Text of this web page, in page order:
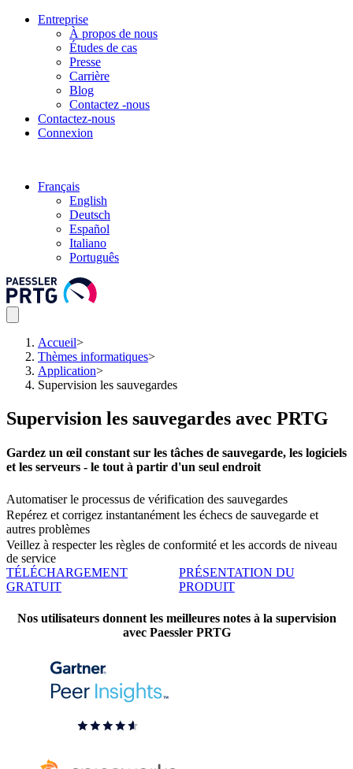
Entreprise
À propos de nous
Études de cas
Presse
Carrière
Blog
Contactez -nous
Contactez-nous
Connexion
Français
English
Deutsch
Español
Italiano
Português
Accueil>
Thèmes informatiques>
Application>
Supervision les sauvegardes
Supervision les sauvegardes avec PRTG
Gardez un œil constant sur les tâches de sauvegarde, les logiciels
et les serveurs - le tout à partir d'un seul endroit
Automatiser le processus de vérification des sauvegardes
Repérez et corrigez instantanément les échecs de sauvegarde et
autres problèmes
Veillez à respecter les règles de conformité et les accords de niveau
de service
TÉLÉCHARGEMENT
GRATUIT
PRÉSENTATION DU
PRODUIT
Nos utilisateurs donnent les meilleures notes à la supervision
avec Paessler PRTG